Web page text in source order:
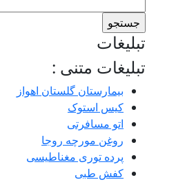
برای:
تبلیغات
تبلیغات متنی :
بیمارستان گلستان اهواز
کیس استوک
اتو مسافرتی
روغن مورچه روجا
پرده توری مغناطیسی
کفش طبی